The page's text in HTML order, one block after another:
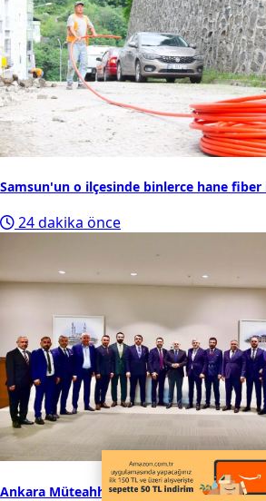
Samsun'un o ilçesinde binlerce hane
24 dakika önce
Ankara Müteahhitler Birliği